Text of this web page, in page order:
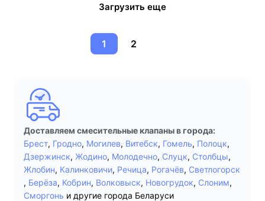
Загрузить еще
1 2
Доставляем смесительные клапаны в города:
Брест, Гродно, Могилев, Витебск, Гомель, Полоцк,
Дзержинск, Жодино, Молодечно, Слуцк, Столбцы,
Жлобин, Калинковичи, Речица, Рогачёв, Светлогорск
, Берёза, Кобрин, Волковыск, Новогрудок, Слоним,
Сморгонь и другие города Беларуси